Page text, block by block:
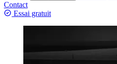
Contact
Essai gratuit